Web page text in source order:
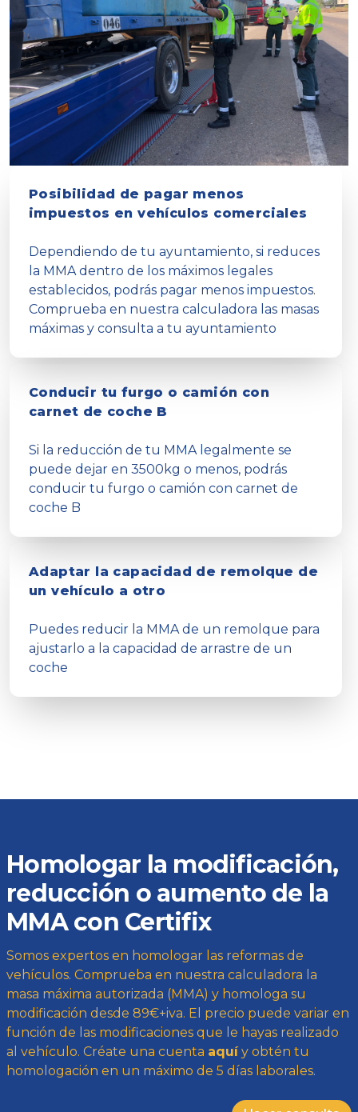
Posibilidad de pagar menos
impuestos en vehículos comerciales
Dependiendo de tu ayuntamiento, si reduces
la MMA dentro de los máximos legales
establecidos, podrás pagar menos impuestos.
Comprueba en nuestra calculadora las masas
máximas y consulta a tu ayuntamiento
Conducir tu furgo o camión con
carnet de coche B
Si la reducción de tu MMA legalmente se
puede dejar en 3500kg o menos, podrás
conducir tu furgo o camión con carnet de
coche B
Adaptar la capacidad de remolque de
un vehículo a otro
Puedes reducir la MMA de un remolque para
ajustarlo a la capacidad de arrastre de un
coche
Homologar la modificación,
reducción o aumento de la
MMA con Certifix
Somos expertos en homologar las reformas de
vehículos. Comprueba en nuestra calculadora la
masa máxima autorizada (MMA) y homologa su
modificación desde 89€+iva. El precio puede variar en
función de las modificaciones que le hayas realizado
al vehículo. Créate una cuenta aquíy obtén tu
homologación en un máximo de 5 días laborales.